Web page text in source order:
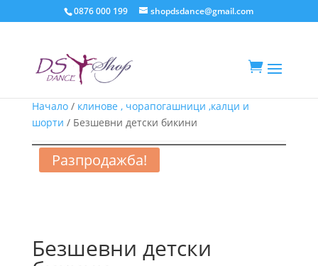
0876 000 199 shopdsdance@gmail.com

Начало/ клинове , чорапогашници ,калци и
шорти / Безшевни детски бикини
Разпродажба!
Безшевни детски